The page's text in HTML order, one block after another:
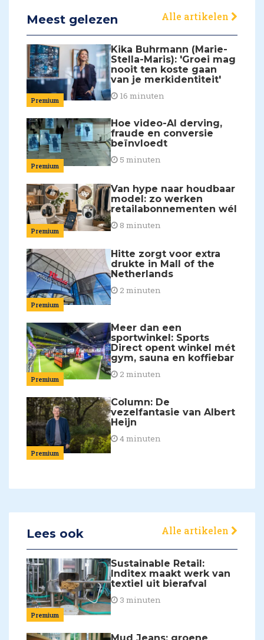
Meest gelezen Alle artikelen
Premium
Kika Buhrmann (Marie-
Stella-Maris): 'Groei mag
nooit ten koste gaan
van je merkidentiteit'
16 minuten
Premium
Hoe video-AI derving,
fraude en conversie
beïnvloedt
5 minuten
Premium
Van hype naar houdbaar
model: zo werken
retailabonnementen wél
8 minuten
Premium
Hitte zorgt voor extra
drukte in Mall of the
Netherlands
2 minuten
Premium
Meer dan een
sportwinkel: Sports
Direct opent winkel mét
gym, sauna en koffiebar
2 minuten
Premium
Column: De
vezelfantasie van Albert
Heijn
4 minuten
Lees ook Alle artikelen
Premium
Sustainable Retail:
Inditex maakt werk van
textiel uit bierafval
3 minuten
Mud Jeans: groene